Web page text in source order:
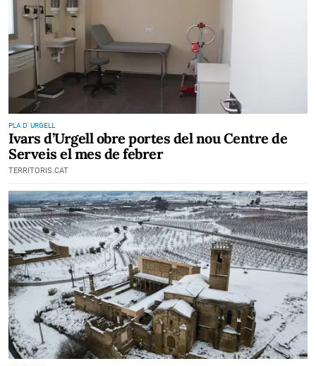
PLA D' URGELL
Ivars d’Urgell obre portes del nou Centre de
Serveis el mes de febrer
TERRITORIS.CAT